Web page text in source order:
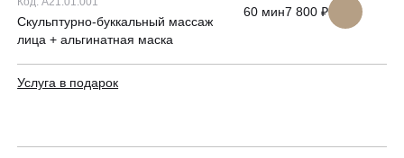
Скульптурно-буккальный массаж
лица + альгинатная маска
60 мин7 800 ₽
Услуга в подарок